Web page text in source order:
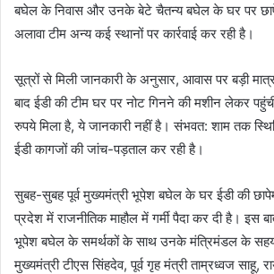
बघेल के निवास और उनके बेटे चैतन्य बघेल के घर पर
अलावा टीम अन्य कई स्थानों पर कार्रवाई कर रही है।
सूत्रों से मिली जानकारी के अनुसार, आवास पर बड़ी
बाद ईडी की टीम घर पर नोट गिनने की मशीन लेकर
रुपये मिला है, ये जानकारी नहीं है। संभवत: शाम तक
ईडी कागजों की जांच-पड़ताल कर रही है।
सुबह-सुबह पूर्व मुख्यमंत्री भूपेश बघेल के घर ईडी की
प्रदेश में राजनीतिक माहौल में गर्मी पैदा कर दी है। इस
भूपेश बघेल के समर्थकों के साथ उनके मंत्रिमंडल के
मुख्यमंत्री टीएस सिंहदेव, पूर्व गृह मंत्री ताम्रध्वज साहू,